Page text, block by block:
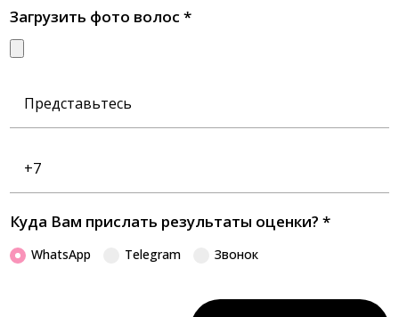
Загрузить фото волос*
Куда Вам прислать результаты оценки?*
WhatsApp Telegram Звонок